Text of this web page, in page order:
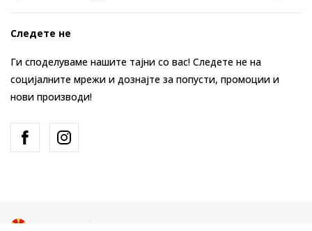
Следете не
Ги споделуваме нашите тајни со вас! Следете не на
социјалните мрежи и дознајте за попусти, промоции и
нови производи!